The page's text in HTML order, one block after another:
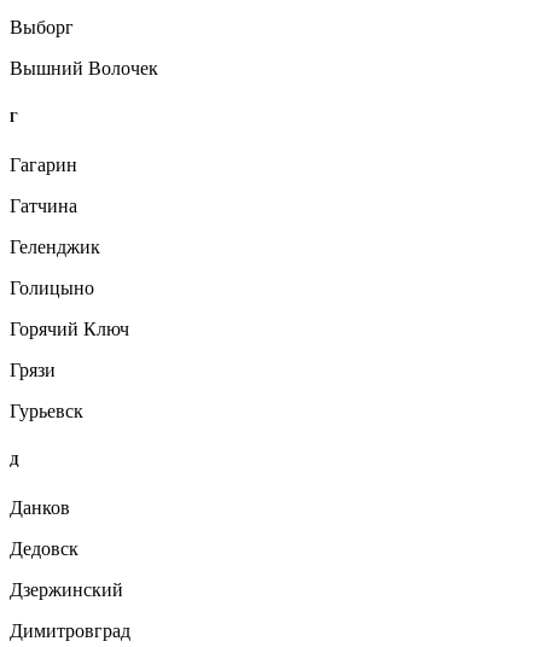
Выборг
Вышний Волочек
Г
Гагарин
Гатчина
Геленджик
Голицыно
Горячий Ключ
Грязи
Гурьевск
Д
Данков
Дедовск
Дзержинский
Димитровград